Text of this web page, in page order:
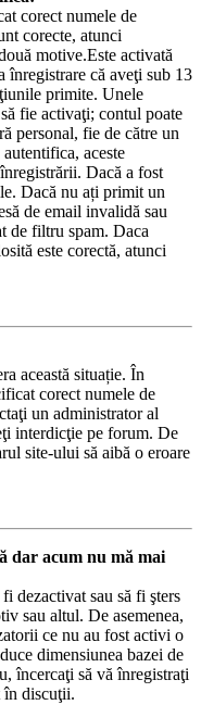
corect numele de
corecte, atunci
motive.Este activată
înregistrare că aveţi sub 13
primite. Unele
fie activaţi; contul poate
personal, fie de către un
aceste
Dacă a fost
Dacă nu ați primit un
de email invalidă sau
de filtru spam. Daca
este corectă, atunci
această situație. În
corect numele de
un administrator al
interdicţie pe forum. De
site-ului să aibă o eroare
dar acum nu mă mai
dezactivat sau să fi şters
sau altul. De asemenea,
ce nu au fost activi o
dimensiunea bazei de
încercaţi să vă înregistraţi
în discuţii.